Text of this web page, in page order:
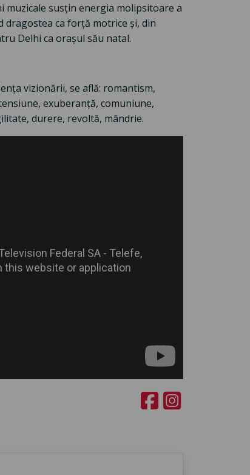
susțin energia molipsitoare a
dragostea ca forță motrice și, din
Delhi ca orașul său natal.
vizionării, se află: romantism,
exuberanță, comuniune,
durere, revoltă, mândrie.